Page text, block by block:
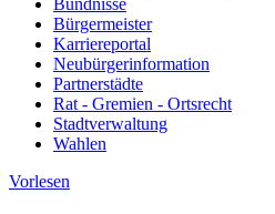
Bündnisse
Bürgermeister
Karriereportal
Neubürgerinformation
Partnerstädte
Rat - Gremien - Ortsrecht
Stadtverwaltung
Wahlen
Vorlesen